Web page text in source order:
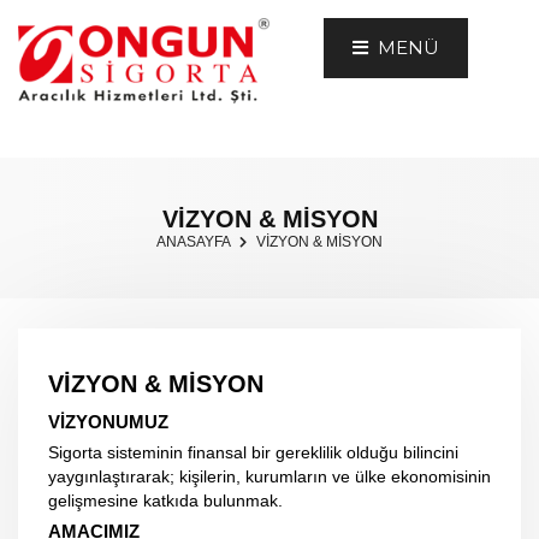
MENÜ
VİZYON & MİSYON
ANASAYFA VİZYON & MİSYON
VİZYON & MİSYON
VİZYONUMUZ
Sigorta sisteminin finansal bir gereklilik olduğu bilincini
yaygınlaştırarak; kişilerin, kurumların ve ülke ekonomisinin
gelişmesine katkıda bulunmak.
AMACIMIZ